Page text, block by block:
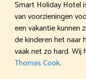
Smart Holiday Hotel
van voorzieningen
een vakantie kunnen
de kinderen het naar
vaak net zo hard. Wij
Thomas Cook.